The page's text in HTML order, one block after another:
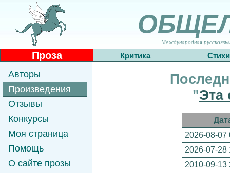
Международная
Проза Критика Стихи
Авторы
Произведения
Отзывы
Конкурсы
Моя страница
Помощь
О сайте прозы
"Эта
2026-08-07
2026-07-28
2010-09-13